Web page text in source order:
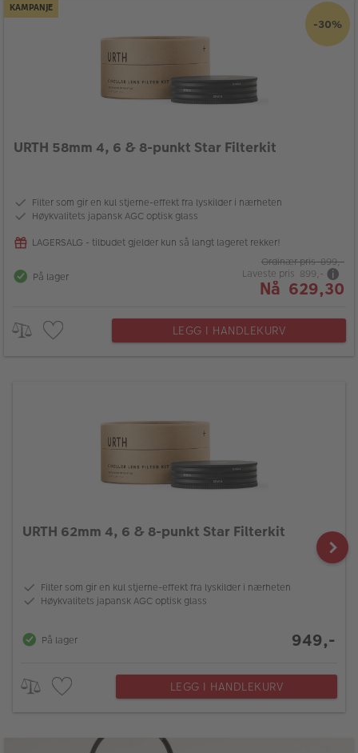
KAMPANJE
-30%
URTH 58mm 4, 6 & 8-punkt Star Filterkit
Filter som gir en kul stjerne-effekt fra lyskilder i nærheten
Høykvalitets japansk AGC optisk glass
LAGERSALG - tilbudet gjelder kun så langt lageret rekker!
På lager
Ordinær pris 899,-
Laveste pris 899,-
Nå 629,30
LEGG I HANDLEKURV
URTH 62mm 4, 6 & 8-punkt Star Filterkit
Filter som gir en kul stjerne-effekt fra lyskilder i nærheten
Høykvalitets japansk AGC optisk glass
På lager 949,-
LEGG I HANDLEKURV